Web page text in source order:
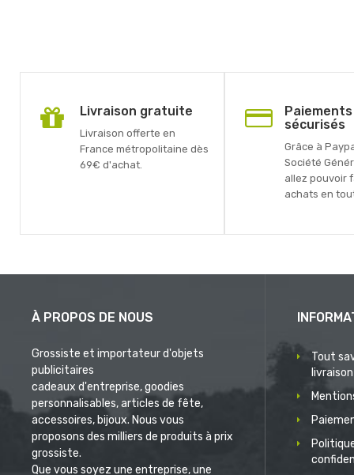
Livraison gratuite
Livraison offerte en
France métropolitaine dès
69€ d'achat.
Paiements
sécurisés
Grâce à
Société
allez pouvoir
achats en
À PROPOS DE NOUS
Grossiste et importateur d'objets
publicitaires
cadeaux d'entreprise, goodies
personnalisables, articles de fête,
accessoires, bijoux. Nous vous
proposons des milliers de produits à prix
grossiste.
Que vous soyez une entreprise, une
Tout
livraison